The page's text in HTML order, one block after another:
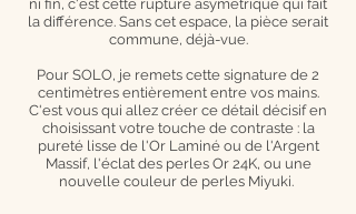
ni fin, c'est cette rupture asymétrique qui fait
la différence. Sans cet espace, la pièce serait
commune, déjà-vue.
Pour SOLO, je remets cette signature de 2
centimètres entièrement entre vos mains.
C'est vous qui allez créer ce détail décisif en
choisissant votre touche de contraste : la
pureté lisse de l'Or Laminé ou de l'Argent
Massif, l'éclat des perles Or 24K, ou une
nouvelle couleur de perles Miyuki.